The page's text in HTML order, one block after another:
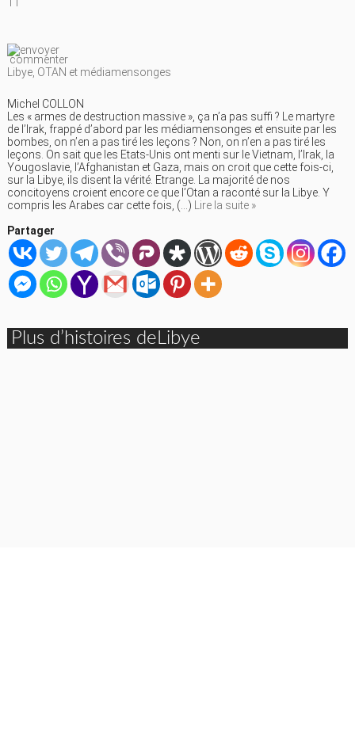
11
commenter
Libye, OTAN et médiamensonges
Michel COLLON
Les « armes de destruction massive », ça n’a pas suffi ? Le martyre
de l’Irak, frappé d’abord par les médiamensonges et ensuite par les
bombes, on n’en a pas tiré les leçons ? Non, on n’en a pas tiré les
leçons. On sait que les Etats-Unis ont menti sur le Vietnam, l’Irak, la
Yougoslavie, l’Afghanistan et Gaza, mais on croit que cette fois-ci,
sur la Libye, ils disent la vérité. Etrange. La majorité de nos
concitoyens croient encore ce que l’Otan a raconté sur la Libye. Y
compris les Arabes car cette fois, (…) Lire la suite »
Partager
Plus d’histoires deLibye